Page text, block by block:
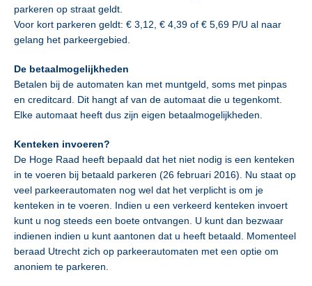
parkeren op straat geldt.
Voor kort parkeren geldt: € 3,12, € 4,39 of € 5,69 P/U al naar
gelang het parkeergebied.
De betaalmogelijkheden
Betalen bij de automaten kan met muntgeld, soms met pinpas
en creditcard. Dit hangt af van de automaat die u tegenkomt.
Elke automaat heeft dus zijn eigen betaalmogelijkheden.
Kenteken invoeren?
De Hoge Raad heeft bepaald dat het niet nodig is een kenteken
in te voeren bij betaald parkeren (26 februari 2016). Nu staat op
veel parkeerautomaten nog wel dat het verplicht is om je
kenteken in te voeren. Indien u een verkeerd kenteken invoert
kunt u nog steeds een boete ontvangen. U kunt dan bezwaar
indienen indien u kunt aantonen dat u heeft betaald. Momenteel
beraad Utrecht zich op parkeerautomaten met een optie om
anoniem te parkeren.